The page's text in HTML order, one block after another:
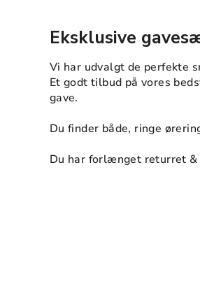
Eksklusive
Vi har udvalgt de perfekte
Et godt tilbud på vores
gave.
Du finder både, ringe
Du har forlænget returret